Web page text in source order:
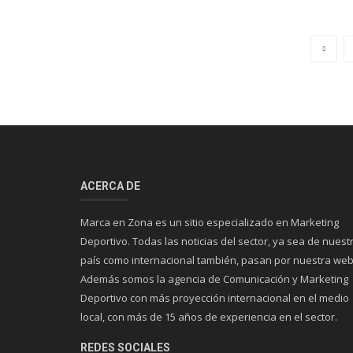
ACERCA DE
Marca en Zona es un sitio especializado en Marketing
Deportivo. Todas las noticias del sector, ya sea de
país como internacional también, pasan por nuestra
Además somos la agencia de Comunicación y Marketing
Deportivo con más proyección internacional en el medio
local, con más de 15 años de experiencia en el sector.
REDES SOCIALES